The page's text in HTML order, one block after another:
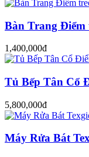
Bàn Trang Điểm
1,400,000đ
Tủ Bếp Tân Cổ
5,800,000đ
Máy Rửa Bát